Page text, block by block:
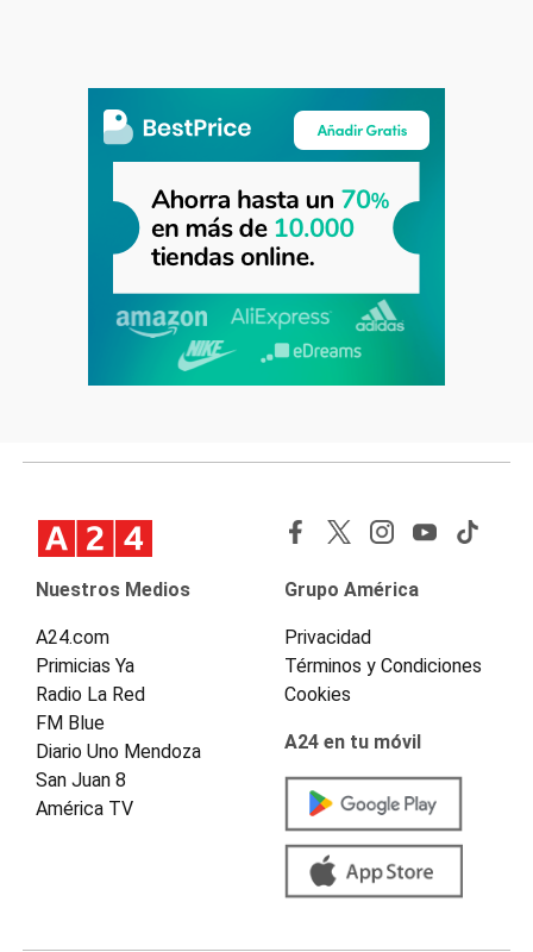
Nuestros Medios
A24.com
Primicias Ya
Radio La Red
FM Blue
Diario Uno Mendoza
San Juan 8
América TV
Grupo América
Privacidad
Términos y Condiciones
Cookies
A24 en tu móvil